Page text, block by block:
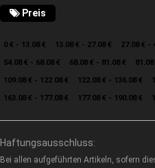
Preis
0 € - 13.08 € 13.08 € - 27.08 € 27.08 € -
54.08 € - 68.08 €
68.08 € - 81.08 €
109.08 € - 122.08 €
122.08 € - 136.08 €
163.08 € - 177.08 €
177.08 € - 190.08 €
Haftungsausschluss:
Bei allen aufgeführten Artikeln, sofern